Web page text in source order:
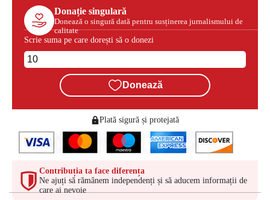
Donație singulară
Donează o singură dată pentru susținerea jurnalismului de
calitate
Scrie suma pe care dorești să o donezi
Donează
Plată sigură și protejată
Contribuția ta face diferența
Ne ajuți să rămânem independenți și să aducem informații de
care ai nevoie